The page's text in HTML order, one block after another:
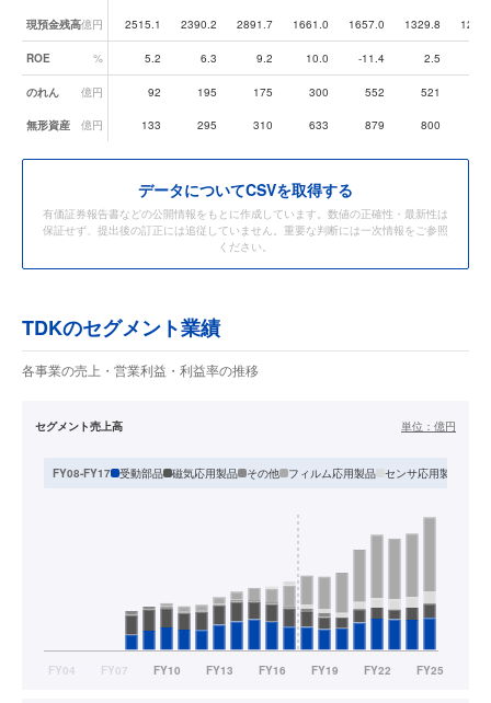
現預金残高億円 2515.1 2390.2 2891.7 1661.0 1657.0 1329.8
ROE % 5.2 6.3 9.2 10.0 -11.4 2.5
のれん 億円 92 195 175 300 552 521
無形資産 億円 133 295 310 633 879 800
データについてCSVを取得する
有価証券報告書などの公開情報をもとに作成しています。数値の正確性・最新性は
保証せず、提出後の訂正には追従していません。重要な判断には一次情報をご参照
ください。
TDKのセグメント業績
各事業の売上・営業利益・利益率の推移
セグメント売上高 単位： 億円
FY08-FY17 受動部品 磁気応用製品 その他 フィルム応用製品 センサ応用製品